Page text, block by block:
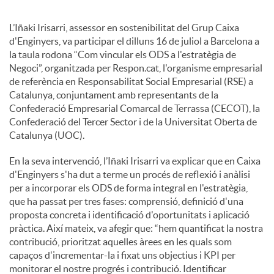
l
s
L’Iñaki Irisarri, assessor en sostenibilitat del Grup Caixa
d'Enginyers, va participar el dilluns 16 de juliol a Barcelona a
la taula rodona “Com vincular els ODS a l'estratègia de
Negoci”, organitzada per Respon.cat, l'organisme empresarial
de referència en Responsabilitat Social Empresarial (RSE) a
Catalunya, conjuntament amb representants de la
Confederació Empresarial Comarcal de Terrassa (CECOT), la
Confederació del Tercer Sector i de la Universitat Oberta de
Catalunya (UOC).
En la seva intervenció, l’Iñaki Irisarri va explicar que en Caixa
d'Enginyers s'ha dut a terme un procés de reflexió i anàlisi
per a incorporar els ODS de forma integral en l'estratègia,
que ha passat per tres fases: comprensió, definició d'una
proposta concreta i identificació d'oportunitats i aplicació
pràctica. Així mateix, va afegir que: “hem quantificat la nostra
contribució, prioritzat aquelles àrees en les quals som
capaços d'incrementar-la i fixat uns objectius i KPI per
monitorar el nostre progrés i contribució. Identificar